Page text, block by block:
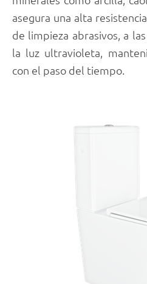
asegura una alta
de limpieza abrasivos, a
la luz ultravioleta,
con el paso del tiempo.